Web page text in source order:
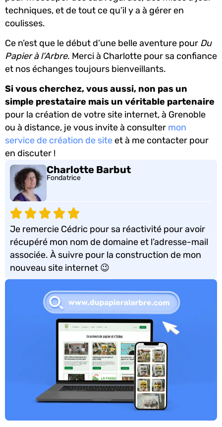
techniques, et de tout ce qu’il y a à gérer en
coulisses.
Ce n’est que le début d’une belle aventure pour Du
Papier à l’Arbre. Merci à Charlotte pour sa confiance
et nos échanges toujours bienveillants.
Si vous cherchez, vous aussi, non pas un
simple prestataire mais un véritable partenaire
pour la création de votre site internet, à Grenoble
ou à distance, je vous invite à consulter mon
service de création de siteet à me contacter pour
en discuter !
Charlotte Barbut
Fondatrice
Je remercie Cédric pour sa réactivité pour avoir
récupéré mon nom de domaine et l’adresse-mail
associée. À suivre pour la construction de mon
nouveau site internet 😉